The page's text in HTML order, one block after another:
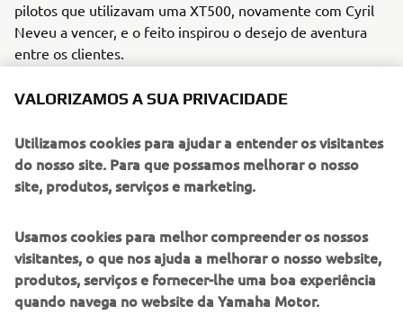
pilotos que utilizavam uma XT500, novamente com Cyril
Neveu a vencer, e o feito inspirou o desejo de aventura
entre os clientes.
Motor/Quadro
um motor monocilíndrico OHC de 2 válvulas a 4 tempos
com muito binário.
PASSOL DE 1977
VALORIZAMOS A SUA PRIVACIDADE
Utilizamos cookies para ajudar a entender os visitantes
do nosso site. Para que possamos melhorar o nosso
site, produtos, serviços e marketing.
Usamos cookies para melhor compreender os nossos
visitantes, o que nos ajuda a melhorar o nosso website,
produtos, serviços e fornecer-lhe uma boa experiência
quando navega no website da Yamaha Motor.